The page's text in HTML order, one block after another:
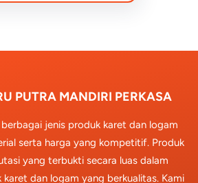
PUTRA MANDIRI PERKASA
jenis produk karet dan logam
serta harga yang kompetitif. Produk
yang terbukti secara luas dalam
karet dan logam yang berkualitas. Kami